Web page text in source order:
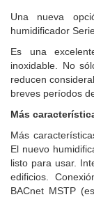
Una nueva
humidificador
Es una
inoxidable. No
reducen
breves períodos
Más
Más
El nuevo
listo para usar.
edificios.
BACnet MSTP